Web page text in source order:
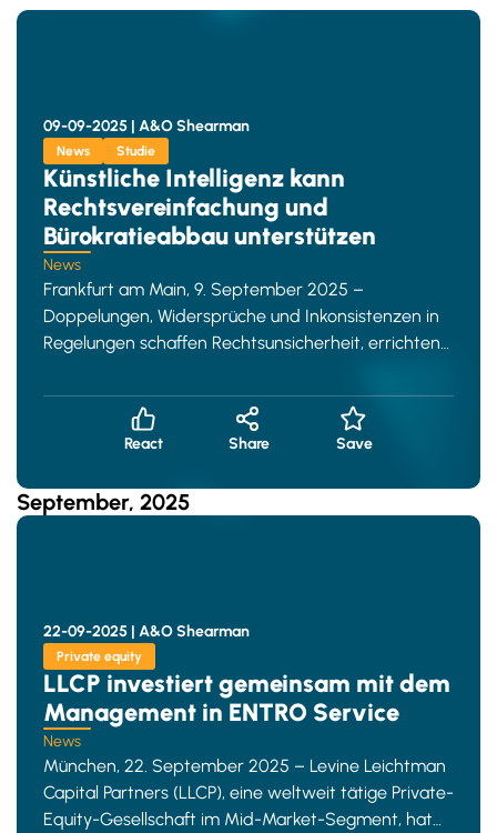
09-09-2025 | A&O Shearman
News Studie
Künstliche Intelligenz kann
Rechtsvereinfachung und
Bürokratieabbau unterstützen
News
Frankfurt am Main, 9. September 2025 –
Doppelungen, Widersprüche und Inkonsistenzen in
Regelungen schaffen Rechtsunsicherheit, errichten
React Share Save
September, 2025
22-09-2025 | A&O Shearman
Private equity
LLCP investiert gemeinsam mit dem
Management in ENTRO Service
News
München, 22. September 2025 – Levine Leichtman
Capital Partners (LLCP), eine weltweit tätige Private-
Equity-Gesellschaft im Mid-Market-Segment, hat